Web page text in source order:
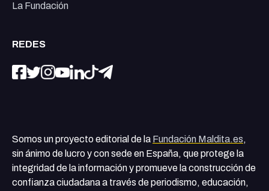
La Fundación
REDES
Somos un proyecto editorial de la Fundación Maldita.es,
sin ánimo de lucro y con sede en España, que protege la
integridad de la información y promueve la construcción de
confianza ciudadana a través de periodismo, educación,